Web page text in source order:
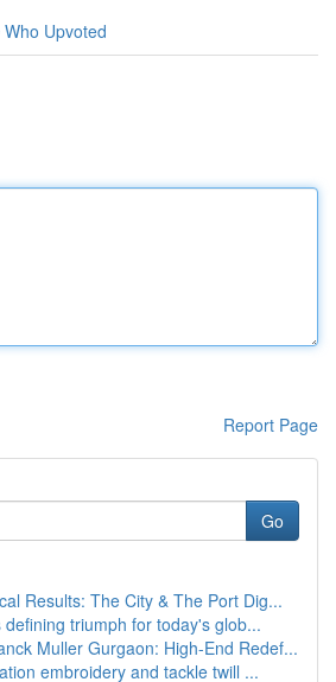
Who Upvoted
Report Page
Go
Results: The City & The Port Dig...
defining triumph for today's glob...
Muller Gurgaon: High-End Redef...
embroidery and tackle twill ...